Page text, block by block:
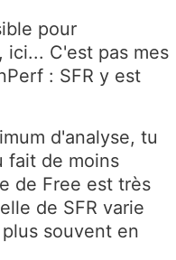
pour
ici... C'est pas mes
: SFR y est
d'analyse, tu
fait de moins
de Free est très
de SFR varie
souvent en